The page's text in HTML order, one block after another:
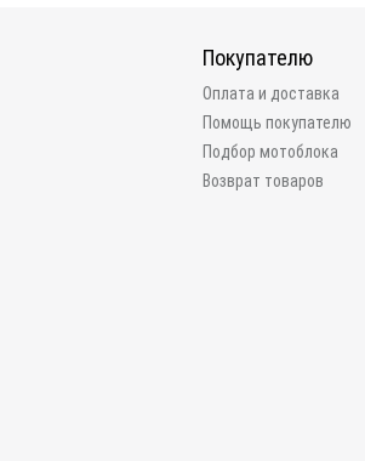
Покупателю
Оплата и доставка
Помощь покупателю
Подбор мотоблока
Возврат товаров